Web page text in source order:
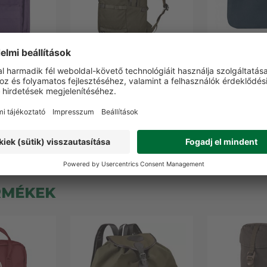
mini
Ft-tól 82 900 Ft
9